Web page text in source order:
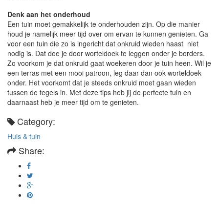
Denk aan het onderhoud
Een tuin moet gemakkelijk te onderhouden zijn. Op die manier
houd je namelijk meer tijd over om ervan te kunnen genieten. Ga
voor een tuin die zo is ingericht dat onkruid wieden haast niet
nodig is. Dat doe je door worteldoek te leggen onder je borders.
Zo voorkom je dat onkruid gaat woekeren door je tuin heen. Wil je
een terras met een mooi patroon, leg daar dan ook worteldoek
onder. Het voorkomt dat je steeds onkruid moet gaan wieden
tussen de tegels in. Met deze tips heb jij de perfecte tuin en
daarnaast heb je meer tijd om te genieten.
Category:
Huis & tuin
Share: